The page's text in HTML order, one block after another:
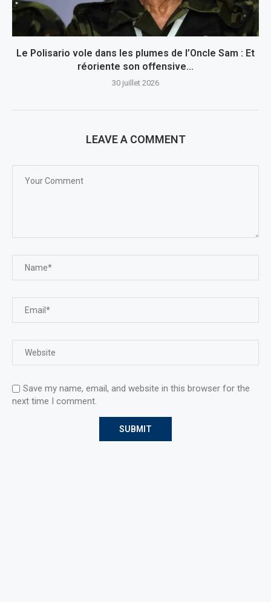
Le Polisario vole dans les plumes de l’Oncle Sam : Et
réoriente son offensive...
30 juillet 2026
LEAVE A COMMENT
Save my name, email, and website in this browser for the
next time I comment.